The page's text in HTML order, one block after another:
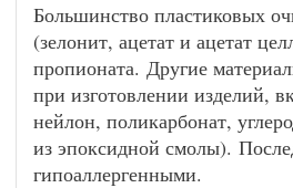
Большинство пластиковых
(зелонит, ацетат и ацетат
пропионата. Другие
при изготовлении изделий,
нейлон, поликарбонат,
из эпоксидной смолы).
гипоаллергенными.